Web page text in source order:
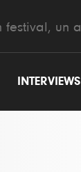
INTERVIEWS